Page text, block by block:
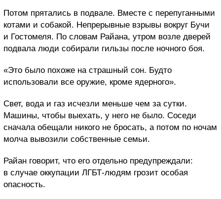
Потом прятались в подвале. Вместе с перепуганными
котами и собакой. Непрерывные взрывы вокруг Бучи
и Гостомеля. По словам Райана, утром возле дверей
подвала люди собирали гильзы после ночного боя.
«Это было похоже на страшный сон. Будто
использовали все оружие, кроме ядерного».
Свет, вода и газ исчезли меньше чем за сутки.
Машины, чтобы выехать, у него не было. Соседи
сначала обещали никого не бросать, а потом по ночам
молча вывозили собственные семьи.
Райан говорит, что его отдельно предупреждали:
в случае оккупации ЛГБТ-людям грозит особая
опасность.